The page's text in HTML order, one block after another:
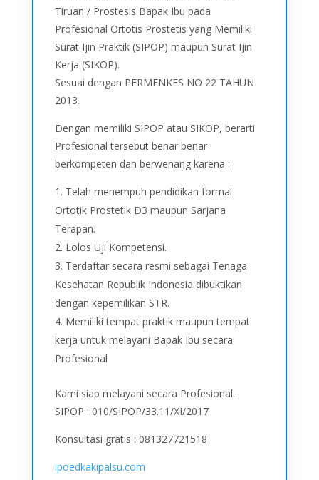
Tiruan / Prostesis Bapak Ibu pada
Profesional Ortotis Prostetis yang Memiliki
Surat Ijin Praktik (SIPOP) maupun Surat Ijin
Kerja (SIKOP).
Sesuai dengan PERMENKES NO 22 TAHUN
2013.
Dengan memiliki SIPOP atau SIKOP, berarti
Profesional tersebut benar benar
berkompeten dan berwenang karena :
Telah menempuh pendidikan formal
Ortotik Prostetik D3 maupun Sarjana
Terapan.
Lolos Uji Kompetensi.
Terdaftar secara resmi sebagai Tenaga
Kesehatan Republik Indonesia dibuktikan
dengan kepemilikan STR.
Memiliki tempat praktik maupun tempat
kerja untuk melayani Bapak Ibu secara
Profesional
Kami siap melayani secara Profesional.
SIPOP : 010/SIPOP/33.11/XI/2017
Konsultasi gratis : 081327721518
ipoedkakipalsu.com